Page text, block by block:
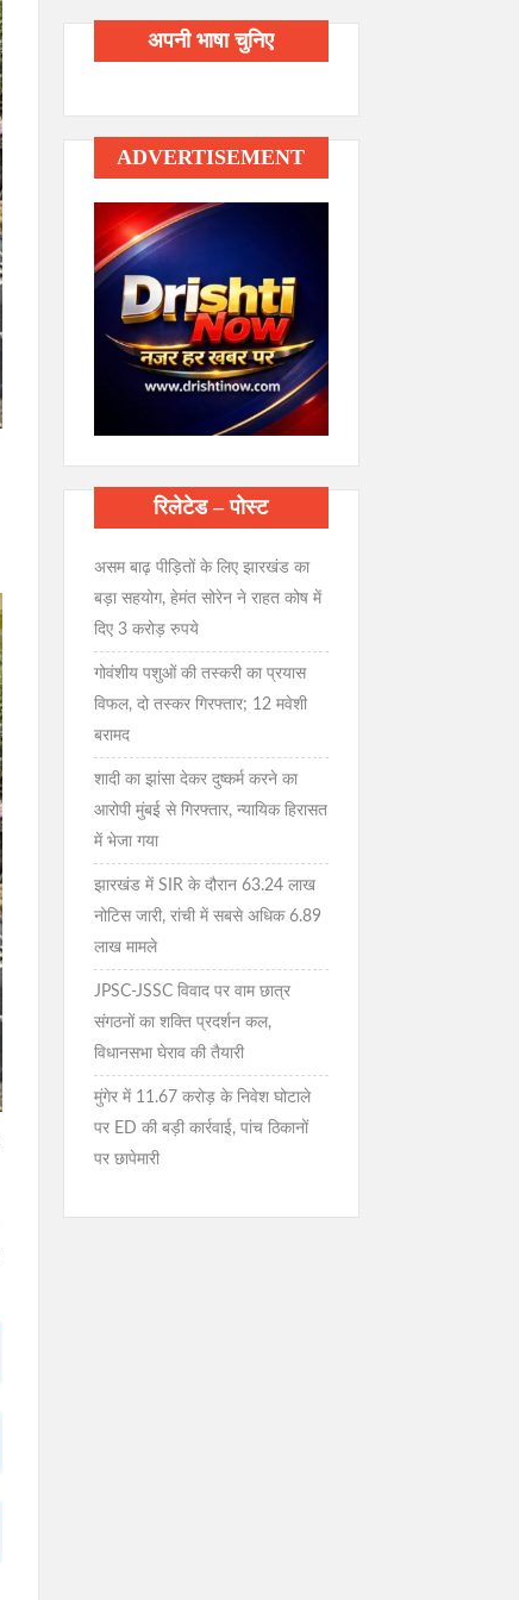
अपनी भाषा चुनिए
ADVERTISEMENT
रिलेटेड – पोस्ट
असम बाढ़ पीड़ितों के लिए झारखंड का
बड़ा सहयोग, हेमंत सोरेन ने राहत कोष में
दिए 3 करोड़ रुपये
गोवंशीय पशुओं की तस्करी का प्रयास
विफल, दो तस्कर गिरफ्तार; 12 मवेशी
बरामद
शादी का झांसा देकर दुष्कर्म करने का
आरोपी मुंबई से गिरफ्तार, न्यायिक हिरासत
में भेजा गया
झारखंड में SIR के दौरान 63.24 लाख
नोटिस जारी, रांची में सबसे अधिक 6.89
लाख मामले
JPSC-JSSC विवाद पर वाम छात्र
संगठनों का शक्ति प्रदर्शन कल,
विधानसभा घेराव की तैयारी
मुंगेर में 11.67 करोड़ के निवेश घोटाले
पर ED की बड़ी कार्रवाई, पांच ठिकानों
पर छापेमारी